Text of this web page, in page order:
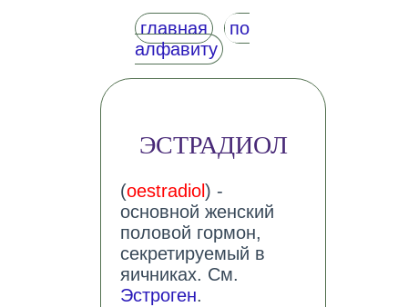
главная
по
алфавиту
ЭСТРАДИОЛ
(oestradiol) -
основной женский
половой гормон,
секретируемый в
яичниках. См.
Эстроген.